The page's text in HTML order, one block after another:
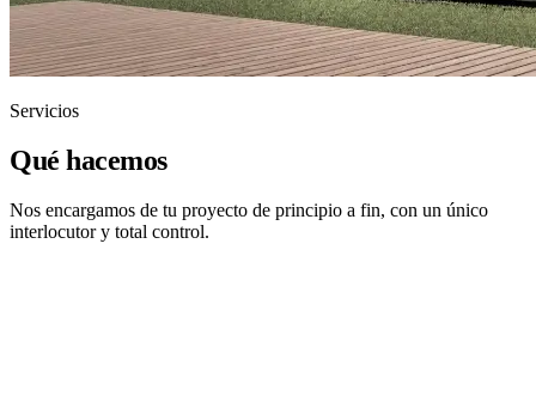
Servicios
Qué hacemos
Nos encargamos de tu proyecto de principio a fin, con un único
interlocutor y total control.